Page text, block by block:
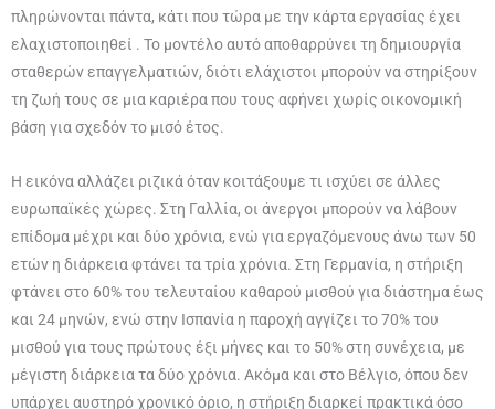
πληρώνονται πάντα, κάτι που τώρα με την κάρτα εργασίας έχει
ελαχιστοποιηθεί . Το μοντέλο αυτό αποθαρρύνει τη δημιουργία
σταθερών επαγγελματιών, διότι ελάχιστοι μπορούν να στηρίξουν
τη ζωή τους σε μια καριέρα που τους αφήνει χωρίς οικονομική
βάση για σχεδόν το μισό έτος.
Η εικόνα αλλάζει ριζικά όταν κοιτάξουμε τι ισχύει σε άλλες
ευρωπαϊκές χώρες. Στη Γαλλία, οι άνεργοι μπορούν να λάβουν
επίδομα μέχρι και δύο χρόνια, ενώ για εργαζόμενους άνω των 50
ετών η διάρκεια φτάνει τα τρία χρόνια. Στη Γερμανία, η στήριξη
φτάνει στο 60% του τελευταίου καθαρού μισθού για διάστημα έως
και 24 μηνών, ενώ στην Ισπανία η παροχή αγγίζει το 70% του
μισθού για τους πρώτους έξι μήνες και το 50% στη συνέχεια, με
μέγιστη διάρκεια τα δύο χρόνια. Ακόμα και στο Βέλγιο, όπου δεν
υπάρχει αυστηρό χρονικό όριο, η στήριξη διαρκεί πρακτικά όσο